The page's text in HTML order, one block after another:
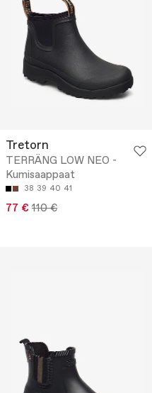
Tretorn
TERRÄNG LOW NEO -
Kumisaappaat
38 39 40 41
77 € 110 €